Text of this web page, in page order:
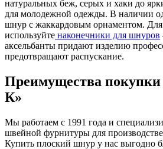
натуральных беж, серых и хаки до
для молодежной одежды. В наличии
шнур с жаккардовым орнаментом. Для
используйте наконечники для шнуров
аксельбанты придают изделию
предотвращают распускание.
Преимущества покупки
К»
Мы работаем с 1991 года и
швейной фурнитуры для
Купить плоский шнур у нас выгодно